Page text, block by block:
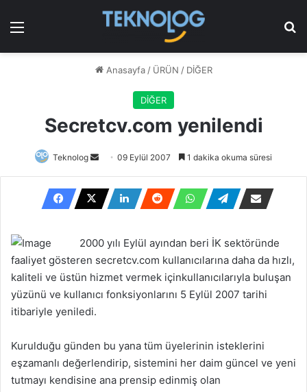
Menü
Anasayfa / ÜRÜN / DİĞER
DİĞER
Secretcv.com yenilendi
Teknolog
Bir
posta
göndermek
09 Eylül 2007 1 dakika okuma süresi
2000 yılı Eylül ayından beri İK sektöründe
faaliyet gösteren secretcv.com kullanıcılarına daha da hızlı,
kaliteli ve üstün hizmet vermek içinkullanıcılarıyla buluşan
yüzünü ve kullanıcı fonksiyonlarını 5 Eylül 2007 tarihi
itibariyle yeniledi.
Kurulduğu günden bu yana tüm üyelerinin isteklerini
eşzamanlı değerlendirip, sistemini her daim güncel ve yeni
tutmayı kendisine ana prensip edinmiş olan